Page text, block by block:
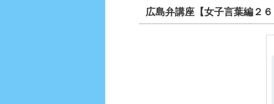
広島弁講座【女子言葉編２